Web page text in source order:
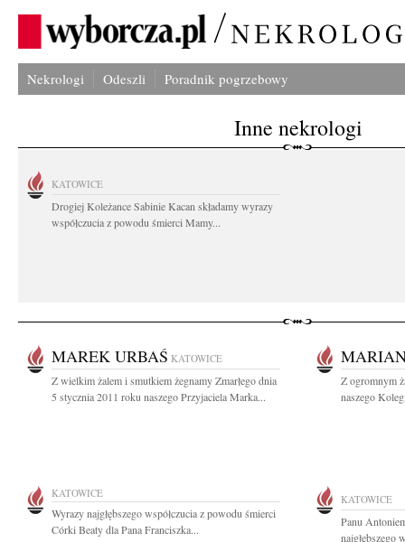
Nekrologi Odeszli Poradnik pogrzebowy
Inne nekrologi
KATOWICE
Drogiej Koleżance Sabinie Kacan składamy wyrazy
współczucia z powodu śmierci Mamy...
MAREK URBAŚ KATOWICE
Z wielkim żalem i smutkiem żegnamy Zmarłego dnia
5 stycznia 2011 roku naszego Przyjaciela Marka...
Z ogromnym
naszego
KATOWICE
Wyrazy najgłębszego współczucia z powodu śmierci
Córki Beaty dla Pana Franciszka...
KATOWICE
Panu
najgłębszego